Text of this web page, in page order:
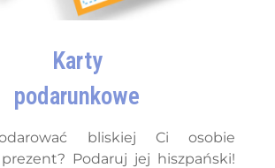
Karty
podarunkowe
bliskiej Ci osobie
Podaruj jej hiszpański!